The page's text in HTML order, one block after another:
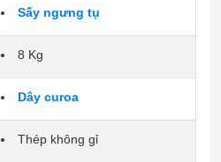
Sấy ngưng tụ
8 Kg
Dây curoa
Thép không gỉ